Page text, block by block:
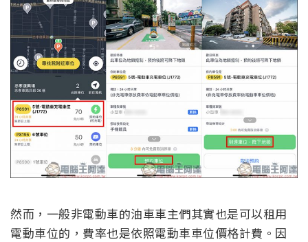
然而，一般非電動車的油車車主們其實也是可以租用
電動車位的，費率也是依照電動車車位價格計費。因